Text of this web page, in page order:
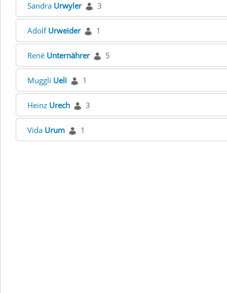
Sandra Urwyler 3
Adolf Urweider 1
René Unternährer 5
Muggli Ueli 1
Heinz Urech 3
Vida Urum 1